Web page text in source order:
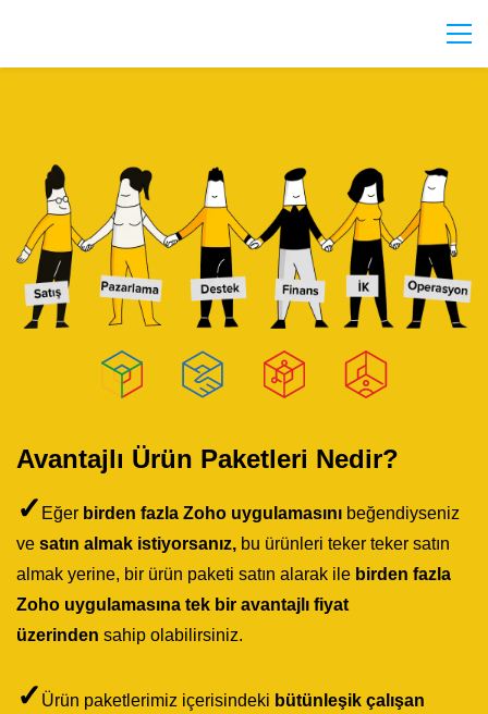
Avantajlı Ürün Paketleri Nedir?
✓ Eğer birden fazla Zoho uygulamasını beğendiyseniz
ve satın almak istiyorsanız, bu ürünleri teker teker satın
almak yerine, bir ürün paketi satın alarak ile birden fazla
Zoho uygulamasına tek bir avantajlı fiyat
üzerinden sahip olabilirsiniz.
✓ Ürün paketlerimiz içerisindeki bütünleşik çalışan